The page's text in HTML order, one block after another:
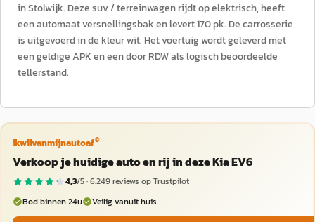
in Stolwijk. Deze suv / terreinwagen rijdt op elektrisch, heeft
een automaat versnellingsbak en levert 170 pk. De carrosserie
is uitgevoerd in de kleur wit. Het voertuig wordt geleverd met
een geldige APK en een door RDW als logisch beoordeelde
tellerstand.
ikwilvanmijnautoaf®
Verkoop je huidige auto en rij in deze Kia EV6
4,3/5 ·6.249reviews op Trustpilot
Bod binnen 24u
Veilig vanuit huis